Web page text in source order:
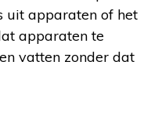
uit apparaten of het
apparaten te
vatten zonder dat